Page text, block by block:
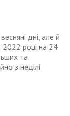
дні, але й
2022 році на 24
та
з неділі